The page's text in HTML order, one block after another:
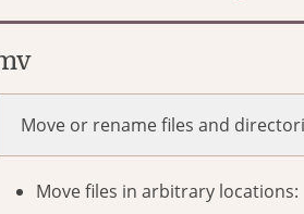
Move or rename files and
Move files in arbitrary locations: